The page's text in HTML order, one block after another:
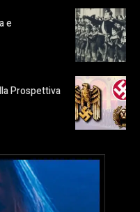
e
Prospettiva